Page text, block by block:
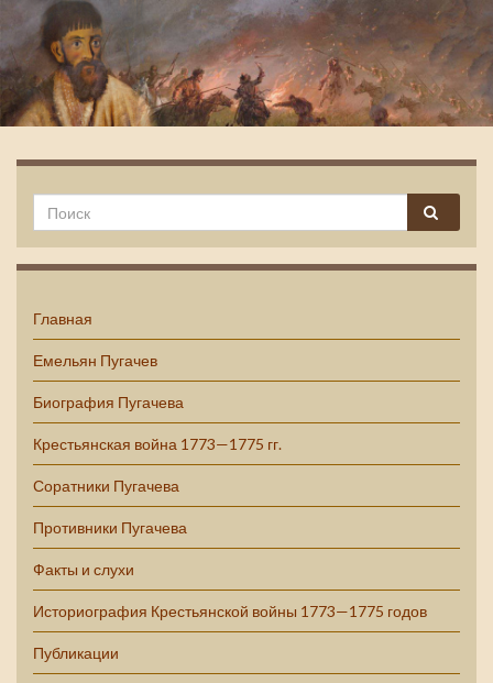
Емельян Пугачев
Главная
Емельян Пугачев
Биография Пугачева
Крестьянская война 1773—1775 гг.
Соратники Пугачева
Противники Пугачева
Факты и слухи
Историография Крестьянской войны 1773—1775 годов
Публикации